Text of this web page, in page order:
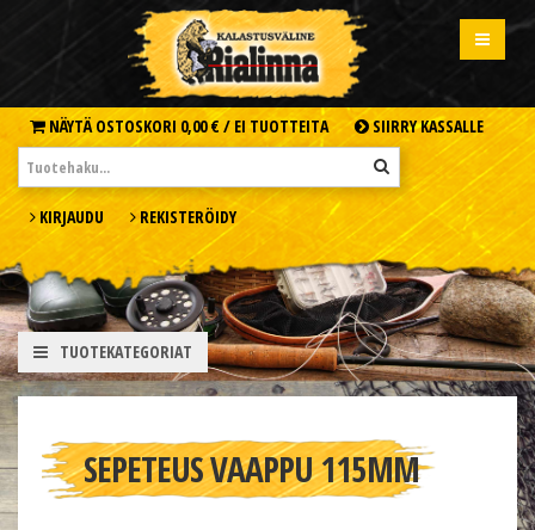
NÄYTÄ OSTOSKORI 0,00 € / EI TUOTTEITA SIIRRY KASSALLE
KIRJAUDU REKISTERÖIDY
TUOTEKATEGORIAT
SEPETEUS VAAPPU 115MM